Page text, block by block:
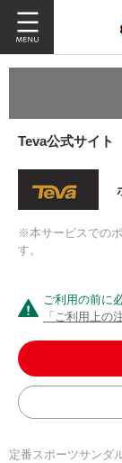
Teva公式サイト
※本サービスでの
す。
ご利用の前に
「ご利用上の
定番スポーツサンダ